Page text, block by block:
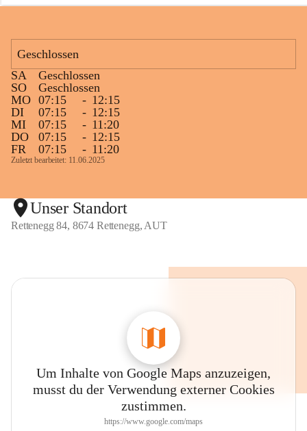
n
Geschlossen
SA
Geschlossen
SO
Geschlossen
MO 07:15 - 12:15
DI
07:15 - 12:15
MI
07:15 - 11:20
DO
07:15 - 12:15
FR
07:15 - 11:20
Zuletzt bearbeitet: 11.06.2025
Unser Standort
Rettenegg 84, 8674 Rettenegg, AUT
Um Inhalte von Google Maps anzuzeigen,
musst du der Verwendung externer Cookies
zustimmen.
https://www.google.com/maps